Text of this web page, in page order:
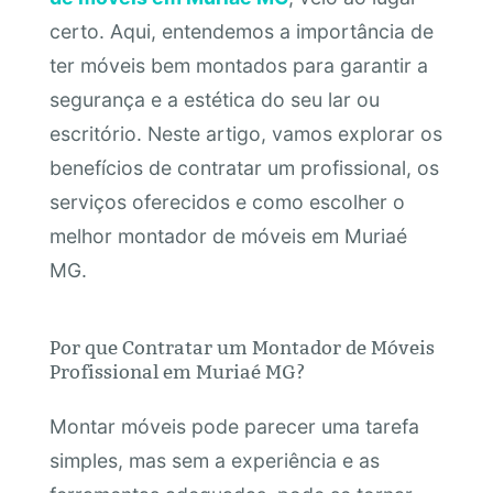
certo. Aqui, entendemos a importância de
ter móveis bem montados para garantir a
segurança e a estética do seu lar ou
escritório. Neste artigo, vamos explorar os
benefícios de contratar um profissional, os
serviços oferecidos e como escolher o
melhor montador de móveis em Muriaé
MG.
Por que Contratar um Montador de Móveis
Profissional em Muriaé MG?
Montar móveis pode parecer uma tarefa
simples, mas sem a experiência e as